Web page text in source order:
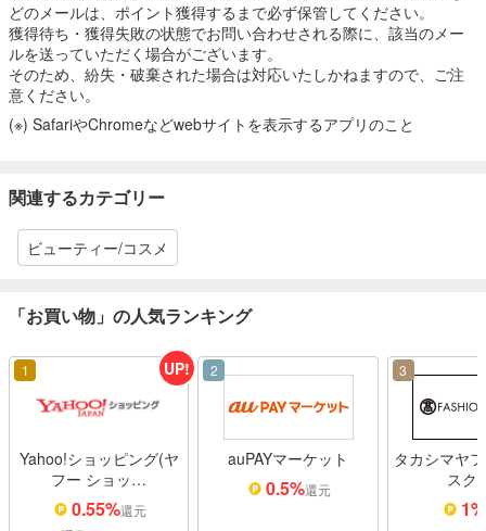
どのメールは、ポイント獲得するまで必ず保管してください。
獲得待ち・獲得失敗の状態でお問い合わせされる際に、該当のメー
ルを送っていただく場合がございます。
そのため、紛失・破棄された場合は対応いたしかねますので、ご注
意ください。
(※) SafariやChromeなどwebサイトを表示するアプリのこと
関連するカテゴリー
ビューティー/コスメ
「お買い物」の人気ランキング
1 UP!
Yahoo!ショッピング(ヤ
フー ショッ…
0.55%還元
2
auPAYマーケット
0.5%還元
3
タカシマヤ
スク
1%